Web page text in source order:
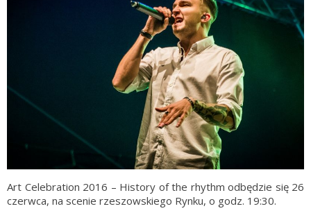
Art Celebration 2016 – History of the rhythm odbędzie się 26
czerwca, na scenie rzeszowskiego Rynku, o godz. 19:30.